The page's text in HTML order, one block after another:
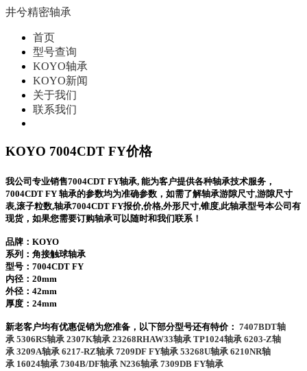
井兮精密轴承
首页
型号查询
KOYO轴承
KOYO新闻
关于我们
联系我们
KOYO 7004CDT FY价格
我公司专业销售7004CDT FY轴承, 能为客户提供各种轴承技术服务，
7004CDT FY 轴承的参数均为准确参数，如需了解轴承游隙尺寸,游隙尺寸
表,滚子粒数,轴承7004CDT FY报价,价格,外形尺寸,锥度,此轴承型号本公司有
现货，如果您需要订购轴承可以随时和我们联系！
品牌：KOYO
系列：角接触球轴承
型号： 7004CDT FY
内径：20mm
外径：42mm
厚度：24mm
新老客户均有优惠促销为您准备，以下部分型号还有特价： 7407BDT轴
承 5306RS轴承 2307K轴承 23268RHAW33轴承 TP1024轴承 6203-Z轴
承 3209A轴承 6217-RZ轴承 7209DF FY轴承 53268U轴承 6210NR轴
承 16024轴承 7304B/DF轴承 N236轴承 7309DB FY轴承